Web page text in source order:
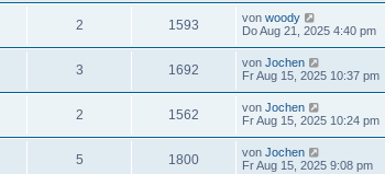
2 1593 von woody
Do Aug 21, 2025 4:40 pm
3 1692 von Jochen
Fr Aug 15, 2025 10:37 pm
2 1562 von Jochen
Fr Aug 15, 2025 10:24 pm
5 1800 von Jochen
Fr Aug 15, 2025 9:08 pm